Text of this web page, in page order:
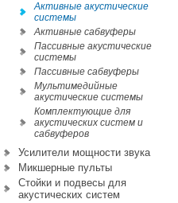
Активные акустические
системы
Активные сабвуферы
Пассивные акустические
системы
Пассивные сабвуферы
Мультимедийные
акустические системы
Комплектующие для
акустических систем и
сабвуферов
Усилители мощности звука
Микшерные пульты
Стойки и подвесы для
акустических систем